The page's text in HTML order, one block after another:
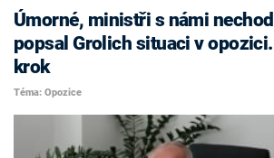
Úmorné, ministři s námi
popsal Grolich situaci v
krok
Téma: Opozice